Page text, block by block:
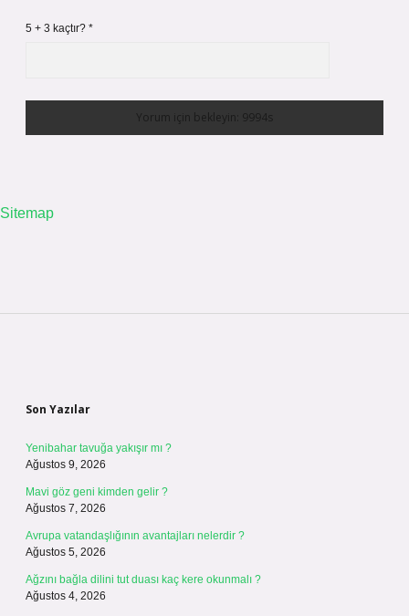
5 + 3 kaçtır? *
Sitemap
Son Yazılar
Yenibahar tavuğa yakışır mı ?
Ağustos 9, 2026
Mavi göz geni kimden gelir ?
Ağustos 7, 2026
Avrupa vatandaşlığının avantajları nelerdir ?
Ağustos 5, 2026
Ağzını bağla dilini tut duası kaç kere okunmalı ?
Ağustos 4, 2026